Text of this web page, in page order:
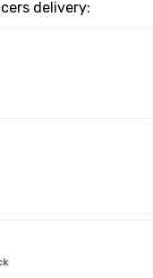
delivery: